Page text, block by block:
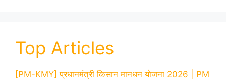
Top Articles
[PM-KMY] प्रधानमंत्री किसान मानधन योजना 2026 | PM